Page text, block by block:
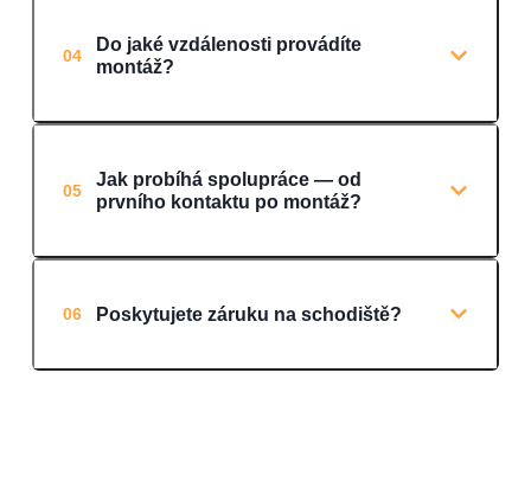
04
Do jaké vzdálenosti provádíte
montáž?
05
Jak probíhá spolupráce — od
prvního kontaktu po montáž?
06 Poskytujete záruku na schodiště?